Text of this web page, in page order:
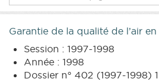
Garantie de la qualité de l’air
Session : 1997-1998
Année : 1998
Dossier n° 402 (1997-1998) 1